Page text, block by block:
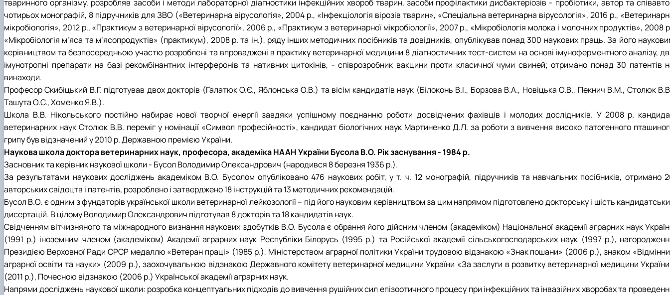
тваринного організму, розробляв засоби і методи лабораторної діагностики інфекційних хвороб тварин, засоби профілактики дисбактеріозів - пробіотики, автор та
чотирьох монографій, 8 підручників для ЗВО («Ветеринарна вірусологія», 2004 р., «Інфекціологія вірозів тварин», «Спеціальна ветеринарна вірусологія», 2016 р.,
мікробіологія», 2012 р., «Практикум з ветеринарної вірусології», 2006 р., «Практикум з ветеринарної мікробіології», 2007 р., «Мікробіологія молока і молочних продуктів», 2008
«Мікробіологія м’яса та м’ясопродуктів» (практикум), 2008 р. та ін.), ряду інших методичних посібників та довідників, опублікував понад 300 наукових праць. За його
керівництвом та безпосередньою участю розроблені та впроваджені в практику ветеринарної медицини 8 діагностичних тест-систем на основі імуноферментного аналізу,
імунотропні препарати на базі рекомбінантних інтерферонів та нативних цитокінів, - співрозробник вакцини проти класичної чуми свиней; отримано понад 30 патентів
винаходи.
Професор Скибіцький В.Г. підготував двох докторів (Галатюк О.Є., Яблонська О.В.) та вісім кандидатів наук (Білоконь В.І., Борзова В.А., Новіцька О.В., Пекнич В.М., Столюк
Ташута О.С., Хоменко Я.В.).
Школа В.В. Нікольського постійно набирає нової творчої енергії завдяки успішному поєднанню роботи досвідчених фахівців і молодих дослідників. У 2008 р.
ветеринарних наук Столюк В.В. переміг у номінації «Символ професійності», кандидат біологічних наук Мартиненко Д.Л. за роботи з вивчення високо патогенного
грипу був відзначений у 2010 р. Державною премією України.
Наукова школа доктора ветеринарних наук, професора, академіка НААН України Бусола В.О. Рік заснування - 1984 р.
Засновник та керівник наукової школи - Бусол Володимир Олександрович (народився 8 березня 1936 р.).
За результатами наукових досліджень академіком В.О. Бусолом опубліковано 476 наукових робіт, у т. ч. 12 монографій, підручників та навчальних посібників, отримано
авторських свідоцтв і патентів, розроблено і затверджено 18 інструкцій та 13 методичних рекомендацій.
Бусол В.О. є одним з фундаторів української школи ветеринарної лейкозології – під його науковим керівництвом за цим напрямом підготовлено докторську і шість
дисертацій. В цілому Володимир Олександрович підготував 8 докторів та 18 кандидатів наук.
Свідченням вітчизняного та міжнародного визнання наукових здобутків В.О. Бусола є обрання його дійсним членом (академіком) Національної академії аграрних наук
(1991 р.) іноземним членом (академіком) Академії аграрних наук Республіки Білорусь (1995 р.) та Російської академії сільськогосподарських наук (1997 р.),
Президією Верховної Ради СРСР медаллю «Ветеран праці» (1985 р.), Міністерством аграрної політики України трудовою відзнакою «Знак пошани» (2006 р.), знаком
аграрної освіти та науки» (2009 р.), заохочувальною відзнакою Державного комітету ветеринарної медицини України «За заслуги в розвитку ветеринарної медицини
(2011 р.), Почесною відзнакою (2006 р.) Української академії аграрних наук.
Напрями досліджень наукової школи: розробка концептуальних підходів до вивчення рушійних сил епізоотичного процесу при інфекційних та інвазійних хворобах та